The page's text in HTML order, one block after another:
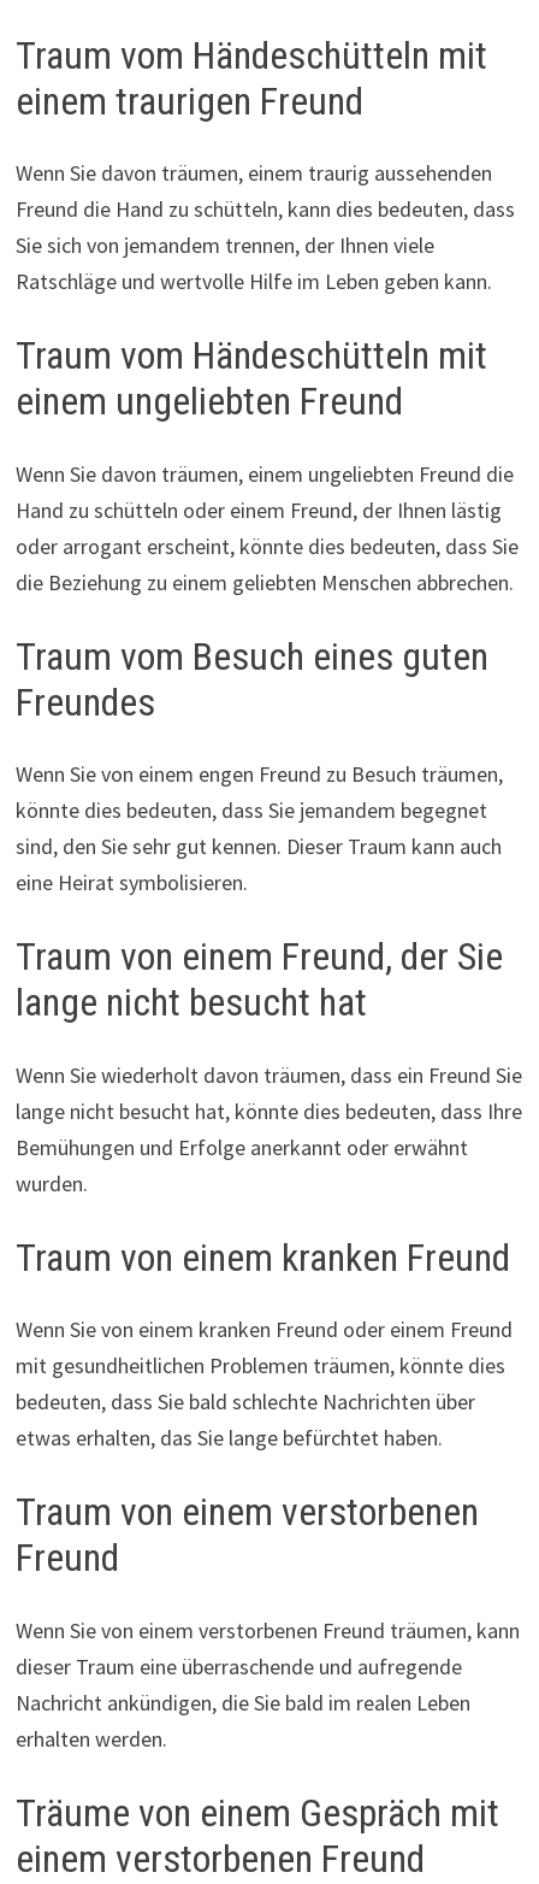
Traum vom Händeschütteln mit
einem traurigen Freund
Wenn Sie davon träumen, einem traurig aussehenden
Freund die Hand zu schütteln, kann dies bedeuten, dass
Sie sich von jemandem trennen, der Ihnen viele
Ratschläge und wertvolle Hilfe im Leben geben kann.
Traum vom Händeschütteln mit
einem ungeliebten Freund
Wenn Sie davon träumen, einem ungeliebten Freund die
Hand zu schütteln oder einem Freund, der Ihnen lästig
oder arrogant erscheint, könnte dies bedeuten, dass Sie
die Beziehung zu einem geliebten Menschen abbrechen.
Traum vom Besuch eines guten
Freundes
Wenn Sie von einem engen Freund zu Besuch träumen,
könnte dies bedeuten, dass Sie jemandem begegnet
sind, den Sie sehr gut kennen. Dieser Traum kann auch
eine Heirat symbolisieren.
Traum von einem Freund, der Sie
lange nicht besucht hat
Wenn Sie wiederholt davon träumen, dass ein Freund Sie
lange nicht besucht hat, könnte dies bedeuten, dass Ihre
Bemühungen und Erfolge anerkannt oder erwähnt
wurden.
Traum von einem kranken Freund
Wenn Sie von einem kranken Freund oder einem Freund
mit gesundheitlichen Problemen träumen, könnte dies
bedeuten, dass Sie bald schlechte Nachrichten über
etwas erhalten, das Sie lange befürchtet haben.
Traum von einem verstorbenen
Freund
Wenn Sie von einem verstorbenen Freund träumen, kann
dieser Traum eine überraschende und aufregende
Nachricht ankündigen, die Sie bald im realen Leben
erhalten werden.
Träume von einem Gespräch mit
einem verstorbenen Freund